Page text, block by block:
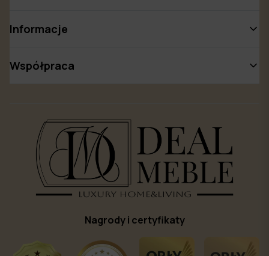
Informacje
Współpraca
Nagrody i certyfikaty